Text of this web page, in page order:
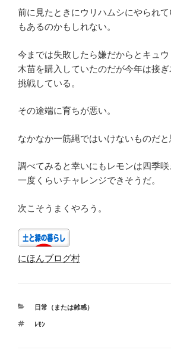
前に見たときにウリハムシにやられ
もあるのかもしれない。
今までは失敗したら嫌だからとキュ
木苗を購入していたのだが今年は接
挑戦している。
その途端に育ちが悪い。
なかなか一筋縄ではいけないものだと
調べてみると幸いにもレモンは四季咲
一度くらいチャレンジできそうだ。
次こそうまくやろう。
にほんブログ村
カ
ゴ
日常（または雑感）
タ
ﾚﾓﾝ